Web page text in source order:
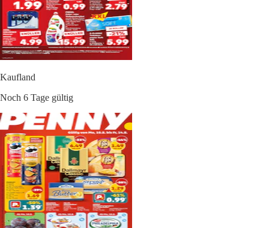
Kaufland
Noch 6 Tage gültig